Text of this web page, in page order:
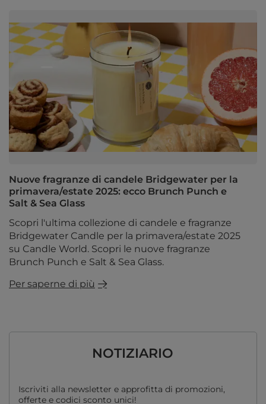
Nuove fragranze di candele Bridgewater per la
primavera/estate 2025: ecco Brunch Punch e
Salt & Sea Glass
Scopri l'ultima collezione di candele e fragranze
Bridgewater Candle per la primavera/estate 2025
su Candle World. Scopri le nuove fragranze
Brunch Punch e Salt & Sea Glass.
Per saperne di più
NOTIZIARIO
Iscriviti alla newsletter e approfitta di promozioni,
offerte e codici sconto unici!